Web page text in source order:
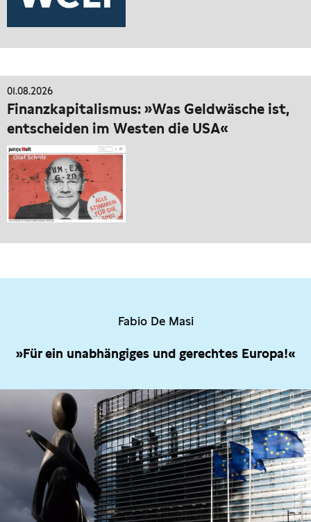
01.08.2026
Finanzkapitalismus: »Was Geldwäsche ist,
entscheiden im Westen die USA«
Fabio De Masi
»Für ein unabhängiges und gerechtes Europa!«